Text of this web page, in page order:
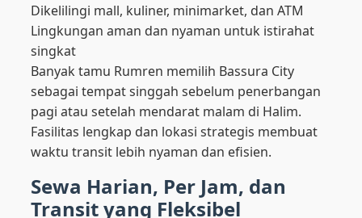
Dikelilingi mall, kuliner, minimarket, dan ATM
Lingkungan aman dan nyaman untuk istirahat
singkat
Banyak tamu Rumren memilih Bassura City
sebagai tempat singgah sebelum penerbangan
pagi atau setelah mendarat malam di Halim.
Fasilitas lengkap dan lokasi strategis membuat
waktu transit lebih nyaman dan efisien.
Sewa Harian, Per Jam, dan
Transit yang Fleksibel